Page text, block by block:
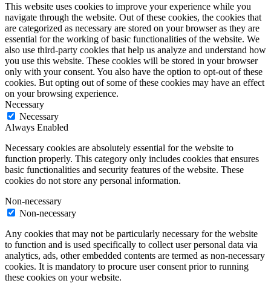
This website uses cookies to improve your experience while you
navigate through the website. Out of these cookies, the cookies that
are categorized as necessary are stored on your browser as they are
essential for the working of basic functionalities of the website. We
also use third-party cookies that help us analyze and understand how
you use this website. These cookies will be stored in your browser
only with your consent. You also have the option to opt-out of these
cookies. But opting out of some of these cookies may have an effect
on your browsing experience.
Necessary
Necessary
Always Enabled
Necessary cookies are absolutely essential for the website to
function properly. This category only includes cookies that ensures
basic functionalities and security features of the website. These
cookies do not store any personal information.
Non-necessary
Non-necessary
Any cookies that may not be particularly necessary for the website
to function and is used specifically to collect user personal data via
analytics, ads, other embedded contents are termed as non-necessary
cookies. It is mandatory to procure user consent prior to running
these cookies on your website.